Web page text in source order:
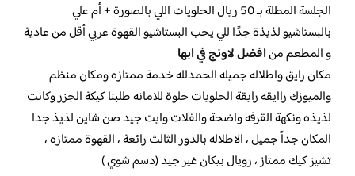
الجلسة المطلة بـ 50 ريال الحلويات اللي بالصورة + أم علي
بالبستاشيو لذيذة جدًا للي يحب البستاشيو القهوة عربي أقل من عادية
و المطعم منافضل لاونج في ابها
مكان رايق واطلاله جميله الحمدلله خدمة ممتازه ومكان منظم
والميوزك راايقه رايقة الحلويات حلوة للامانه طلبنا كيكة الجزر وكانت
لذيذه ونكهة القرفه واضحة والفلات وايت جيد صن شاين لذيذ جدا
المكان جداً جميل ، الاطلاله بالدور الثالث رائعة ، القهوة ممتازه ،
تشيز كيك ممتاز ، رويال بيكان غير جيد (دسم شوي )